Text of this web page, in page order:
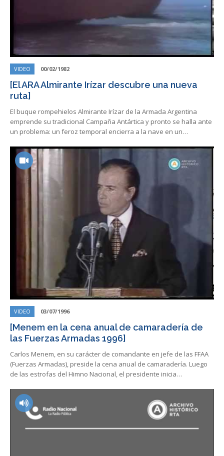
VIDEO 00/02/1982
[El ARA Almirante Irízar descubre una nueva
ruta]
El buque rompehielos Almirante Irízar de la Armada Argentina
emprende su tradicional Campaña Antártica y pronto se halla ante
un problema: un feroz temporal encierra a la nave en un…
VIDEO 03/07/1996
[Menem en la cena anual de camaradería de
las Fuerzas Armadas 1996]
Carlos Menem, en su carácter de comandante en jefe de las FFAA
(Fuerzas Armadas), preside la cena anual de camaradería. Luego
de las estrofas del Himno Nacional, el presidente inicia…